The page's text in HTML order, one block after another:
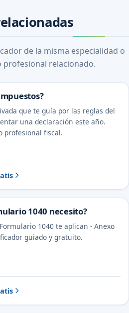
de la misma especialidad o
profesional relacionado.
que te guía por las reglas del
una declaración este año.
profesional fiscal.
1040 necesito?
1040 te aplican - Anexo
guiado y gratuito.